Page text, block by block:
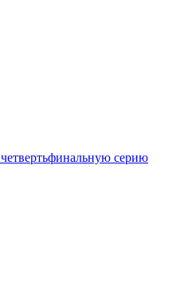
серию